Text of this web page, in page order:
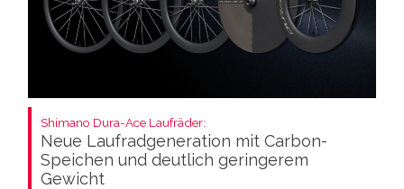
Shimano Dura-Ace Laufräder:
Neue Laufradgeneration mit Carbon-
Speichen und deutlich geringerem
Gewicht